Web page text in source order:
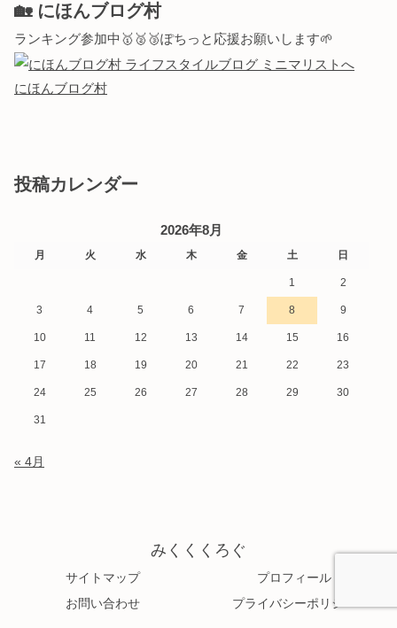
🏡 にほんブログ村
ランキング参加中🥇🥈🥉ぽちっと応援お願いします🌱
にほんブログ村
投稿カレンダー
2026年8月
月 火 水 木 金 土 日
1 2
3 4 5 6 7 8 9
10 11 12 13 14 15 16
17 18 19 20 21 22 23
24 25 26 27 28 29 30
31
« 4月
みくくくろぐ
サイトマップ
プロフィール
お問い合わせ
プライバシーポリシー